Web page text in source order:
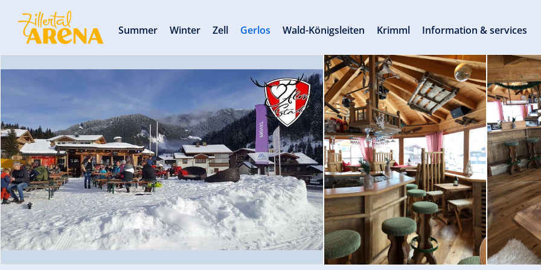
Summer Winter Zell Gerlos Wald-Königsleiten Krimml Information & services